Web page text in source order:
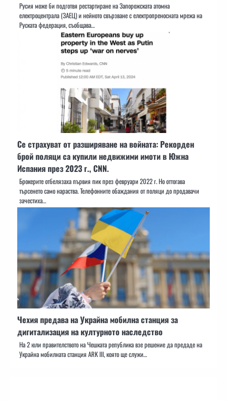
Русия може би подготвя рестартиране на Запорожската атомна
електроцентрала (ЗАЕЦ) и нейното свързване с електропреносната мрежа на
Руската федерация, съобщава…
Се страхуват от разширяване на войната: Рекорден
брой поляци са купили недвижими имоти в Южна
Испания през 2023 г., CNN.
Брокерите отбелязаха първия пик през февруари 2022 г. Но оттогава
търсенето само нараства. Телефонните обаждания от поляци до продавачи
зачестиха…
Чехия предава на Украйна мобилна станция за
дигитализация на културното наследство
На 2 юли правителството на Чешката република взе решение да предаде на
Украйна мобилната станция ARK III, която ще служи…